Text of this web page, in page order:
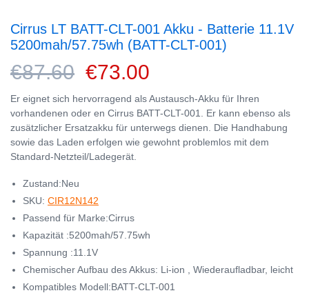
Cirrus LT BATT-CLT-001 Akku - Batterie 11.1V
5200mah/57.75wh (BATT-CLT-001)
€87.60 €73.00
Er eignet sich hervorragend als Austausch-Akku für Ihren
vorhandenen oder en Cirrus BATT-CLT-001. Er kann ebenso als
zusätzlicher Ersatzakku für unterwegs dienen. Die Handhabung
sowie das Laden erfolgen wie gewohnt problemlos mit dem
Standard-Netzteil/Ladegerät.
Zustand:Neu
SKU: CIR12N142
Passend für Marke:Cirrus
Kapazität :5200mah/57.75wh
Spannung :11.1V
Chemischer Aufbau des Akkus: Li-ion , Wiederaufladbar, leicht
Kompatibles Modell:BATT-CLT-001